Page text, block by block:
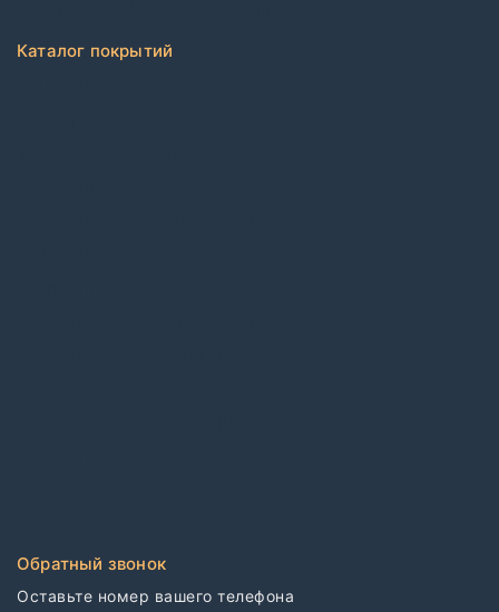
Каталог покрытий
Обратный звонок
Оставьте номер вашего телефона